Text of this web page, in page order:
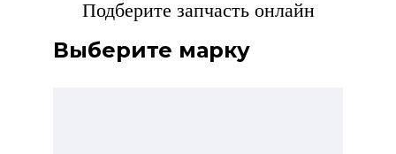
Подберите запчасть онлайн
Выберите марку